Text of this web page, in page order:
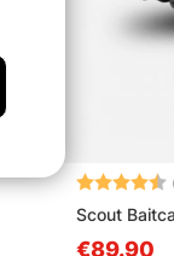
Note:
Scout
€89.90